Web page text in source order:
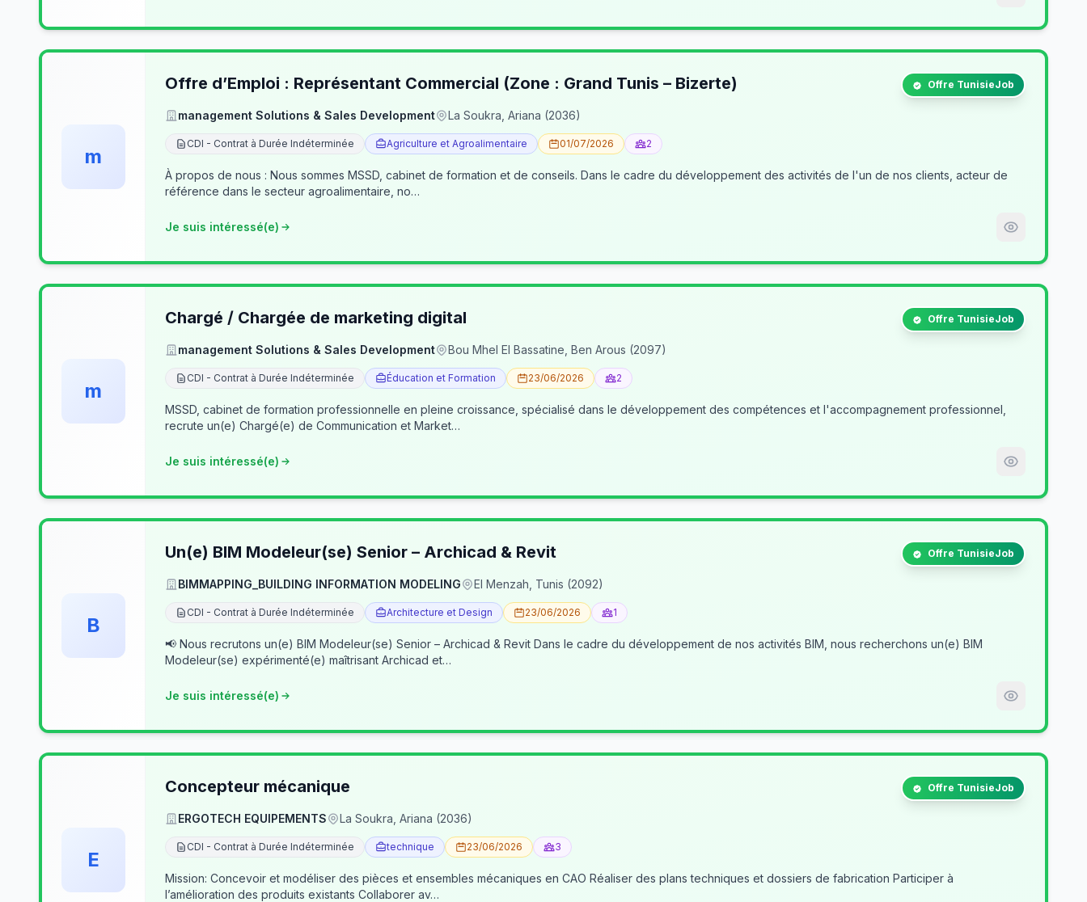
m
Offre d’Emploi : Représentant Commercial (Zone : Grand Tunis – Bizerte) Offre TunisieJob
management Solutions & Sales Development La Soukra, Ariana (2036)
CDI - Contrat à Durée Indéterminée Agriculture et Agroalimentaire 01/07/2026 2
À propos de nous : Nous sommes MSSD, cabinet de formation et de conseils. Dans le cadre du développement des activités de l'un de nos clients, acteur de
référence dans le secteur agroalimentaire, no…
Je suis intéressé(e)
m
Chargé / Chargée de marketing digital Offre TunisieJob
management Solutions & Sales Development Bou Mhel El Bassatine, Ben Arous (2097)
CDI - Contrat à Durée Indéterminée Éducation et Formation 23/06/2026 2
MSSD, cabinet de formation professionnelle en pleine croissance, spécialisé dans le développement des compétences et l'accompagnement professionnel,
recrute un(e) Chargé(e) de Communication et Market…
Je suis intéressé(e)
B
Un(e) BIM Modeleur(se) Senior – Archicad & Revit Offre TunisieJob
BIMMAPPING_BUILDING INFORMATION MODELING El Menzah, Tunis (2092)
CDI - Contrat à Durée Indéterminée Architecture et Design 23/06/2026 1
📢 Nous recrutons un(e) BIM Modeleur(se) Senior – Archicad & Revit Dans le cadre du développement de nos activités BIM, nous recherchons un(e) BIM
Modeleur(se) expérimenté(e) maîtrisant Archicad et…
Je suis intéressé(e)
E
Concepteur mécanique Offre TunisieJob
ERGOTECH EQUIPEMENTS La Soukra, Ariana (2036)
CDI - Contrat à Durée Indéterminée technique 23/06/2026 3
Mission: Concevoir et modéliser des pièces et ensembles mécaniques en CAO Réaliser des plans techniques et dossiers de fabrication Participer à
l’amélioration des produits existants Collaborer av…